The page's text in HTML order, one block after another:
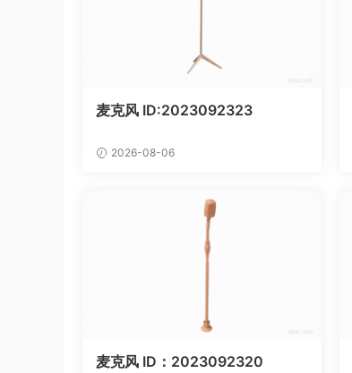
麦克风 ID:2023092323
2026-08-06
麦克风 ID：2023092320